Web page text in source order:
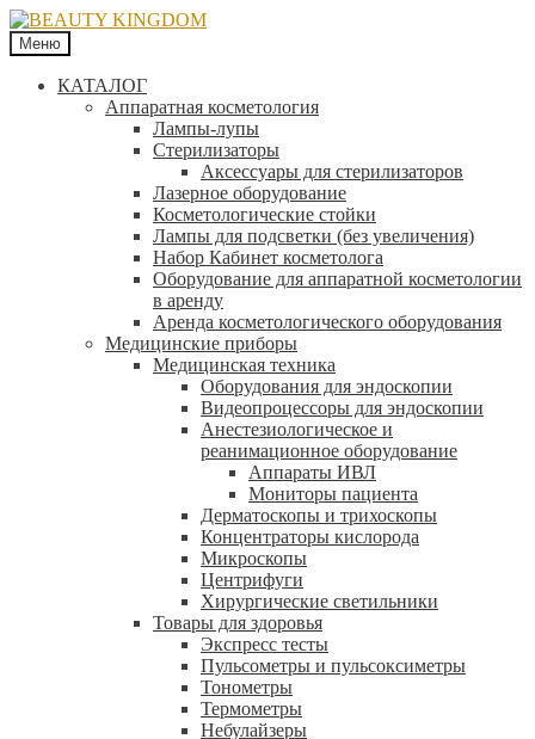
Меню
КАТАЛОГ
Аппаратная косметология
Лампы-лупы
Стерилизаторы
Аксессуары для стерилизаторов
Лазерное оборудование
Косметологические стойки
Лампы для подсветки (без увеличения)
Набор Кабинет косметолога
Оборудование для аппаратной косметологии
в аренду
Аренда косметологического оборудования
Медицинские приборы
Медицинская техника
Оборудования для эндоскопии
Видеопроцессоры для эндоскопии
Анестезиологическое и
реанимационное оборудование
Аппараты ИВЛ
Мониторы пациента
Дерматоскопы и трихоскопы
Концентраторы кислорода
Микроскопы
Центрифуги
Xирургические светильники
Товары для здоровья
Экспресс тесты
Пульсометры и пульсоксиметры
Тонометры
Термометры
Небулайзеры